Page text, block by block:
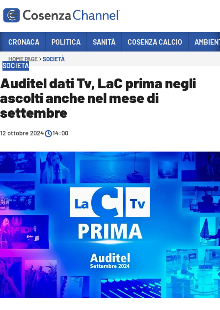
Sezioni
CRONACA
POLITICA
COSENZA CALCIO
ECONOMIA E LAVORO
SANITÀ
SPORT
CULTURA
AMBIENTE
Streaming
LAC TV
LAC NETWORK
LAC ONAIR
CRONACA POLITICA SANITÀ COSENZA CALCIO
HOME PAGE SOCIETÀ
SOCIETÀ
Auditel dati Tv, LaC prima negli
ascolti anche nel mese di
settembre
12 ottobre 2024 14:00